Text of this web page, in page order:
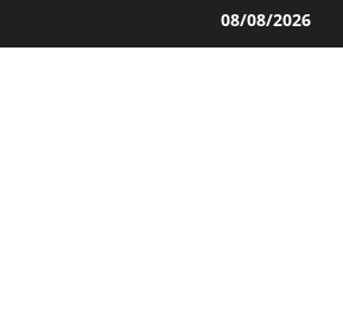
al
08/08/2026